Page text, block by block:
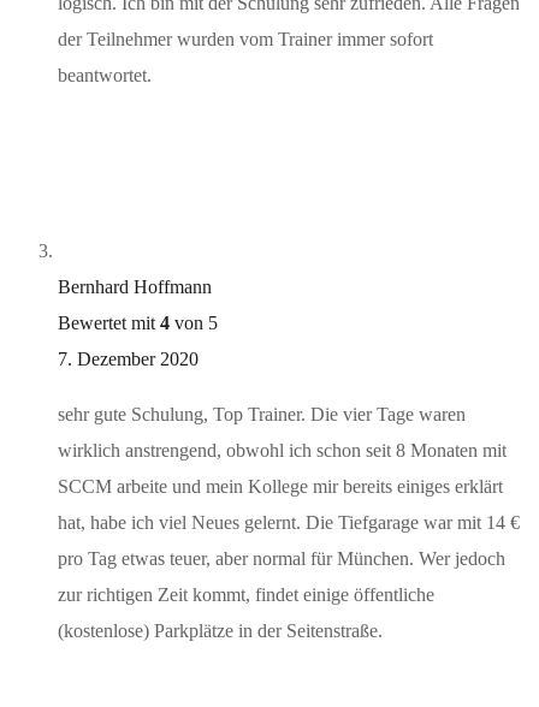
der Teilnehmer wurden vom Trainer immer sofort
beantwortet.
Bernhard Hoffmann
Bewertet mit 4 von 5
7. Dezember 2020
sehr gute Schulung, Top Trainer. Die vier Tage waren
wirklich anstrengend, obwohl ich schon seit 8 Monaten mit
SCCM arbeite und mein Kollege mir bereits einiges erklärt
hat, habe ich viel Neues gelernt. Die Tiefgarage war mit 14 €
pro Tag etwas teuer, aber normal für München. Wer jedoch
zur richtigen Zeit kommt, findet einige öffentliche
(kostenlose) Parkplätze in der Seitenstraße.